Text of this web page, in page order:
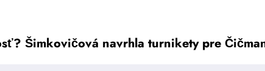
Šimkovičová navrhla turnikety pre